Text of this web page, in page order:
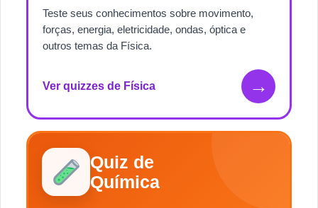
Teste seus conhecimentos sobre movimento,
forças, energia, eletricidade, ondas, óptica e
outros temas da Física.
Ver quizzes de Física →
Quiz de
Química